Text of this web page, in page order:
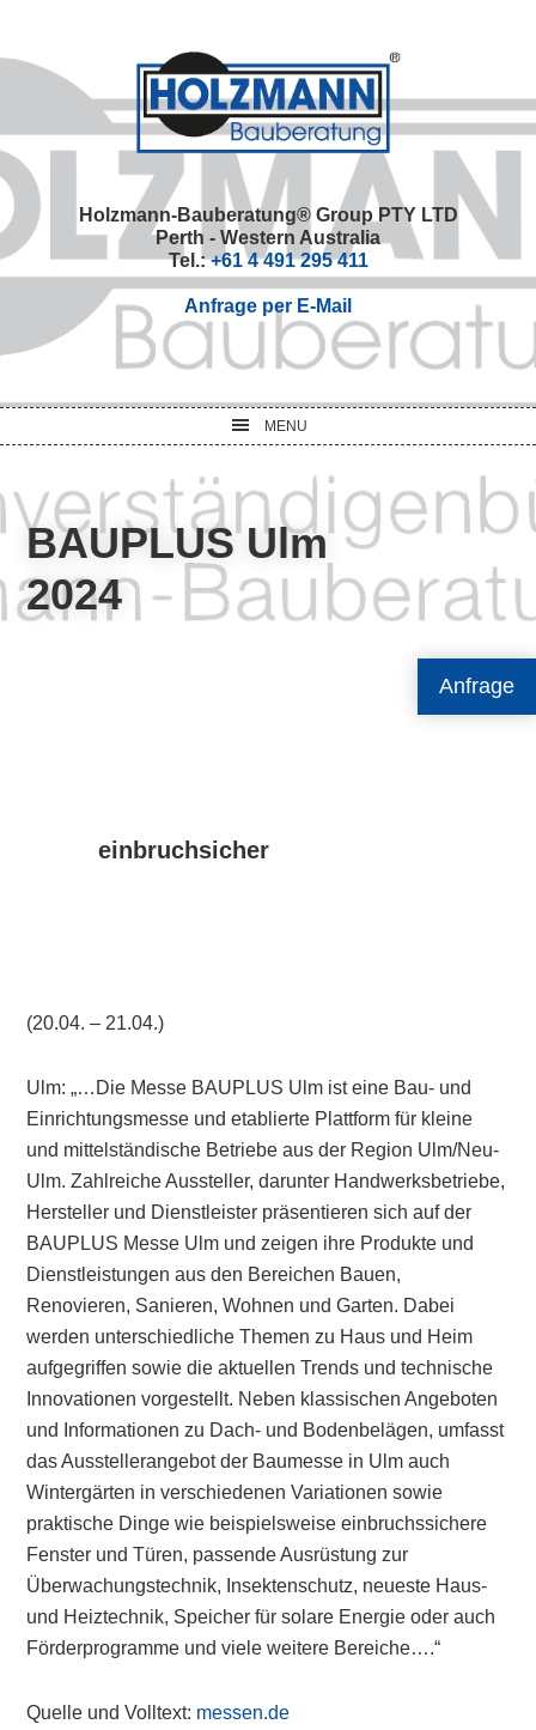
Anfrage
primary
primary
Holzmann-Bauberatung® Group PTY LTD
Perth - Western Australia
Tel.:+61 4 491 295 411
Anfrage per E-Mail
MENU
BAUPLUS Ulm
2024
einbruchsicher
(20.04. – 21.04.)
Ulm: „…Die Messe BAUPLUS Ulm ist eine Bau- und
Einrichtungsmesse und etablierte Plattform für kleine
und mittelständische Betriebe aus der Region Ulm/Neu-
Ulm. Zahlreiche Aussteller, darunter Handwerksbetriebe,
Hersteller und Dienstleister präsentieren sich auf der
BAUPLUS Messe Ulm und zeigen ihre Produkte und
Dienstleistungen aus den Bereichen Bauen,
Renovieren, Sanieren, Wohnen und Garten. Dabei
werden unterschiedliche Themen zu Haus und Heim
aufgegriffen sowie die aktuellen Trends und technische
Innovationen vorgestellt. Neben klassischen Angeboten
und Informationen zu Dach- und Bodenbelägen, umfasst
das Ausstellerangebot der Baumesse in Ulm auch
Wintergärten in verschiedenen Variationen sowie
praktische Dinge wie beispielsweise einbruchssichere
Fenster und Türen, passende Ausrüstung zur
Überwachungstechnik, Insektenschutz, neueste Haus-
und Heiztechnik, Speicher für solare Energie oder auch
Förderprogramme und viele weitere Bereiche….“
Quelle und Volltext: messen.de